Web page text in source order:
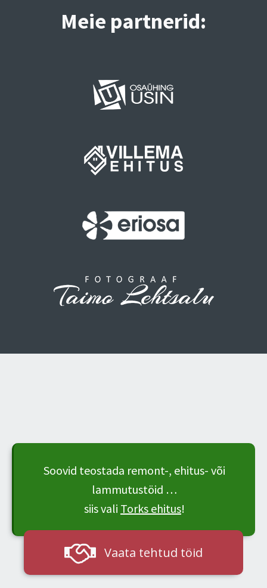
Meie partnerid:
Soovid teostada remont-, ehitus- või
lammutustöid …
siis vali Torks ehitus!
Vaata tehtud töid